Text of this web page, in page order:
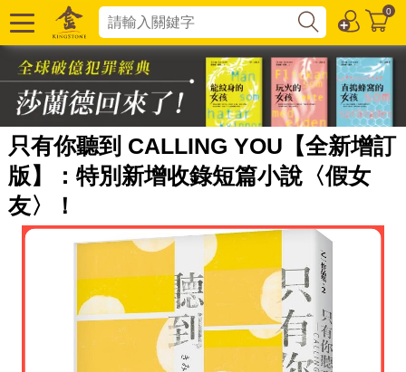
0
只有你聽到 CALLING YOU【全新增訂
版】：特別新增收錄短篇小說〈假女
友〉！